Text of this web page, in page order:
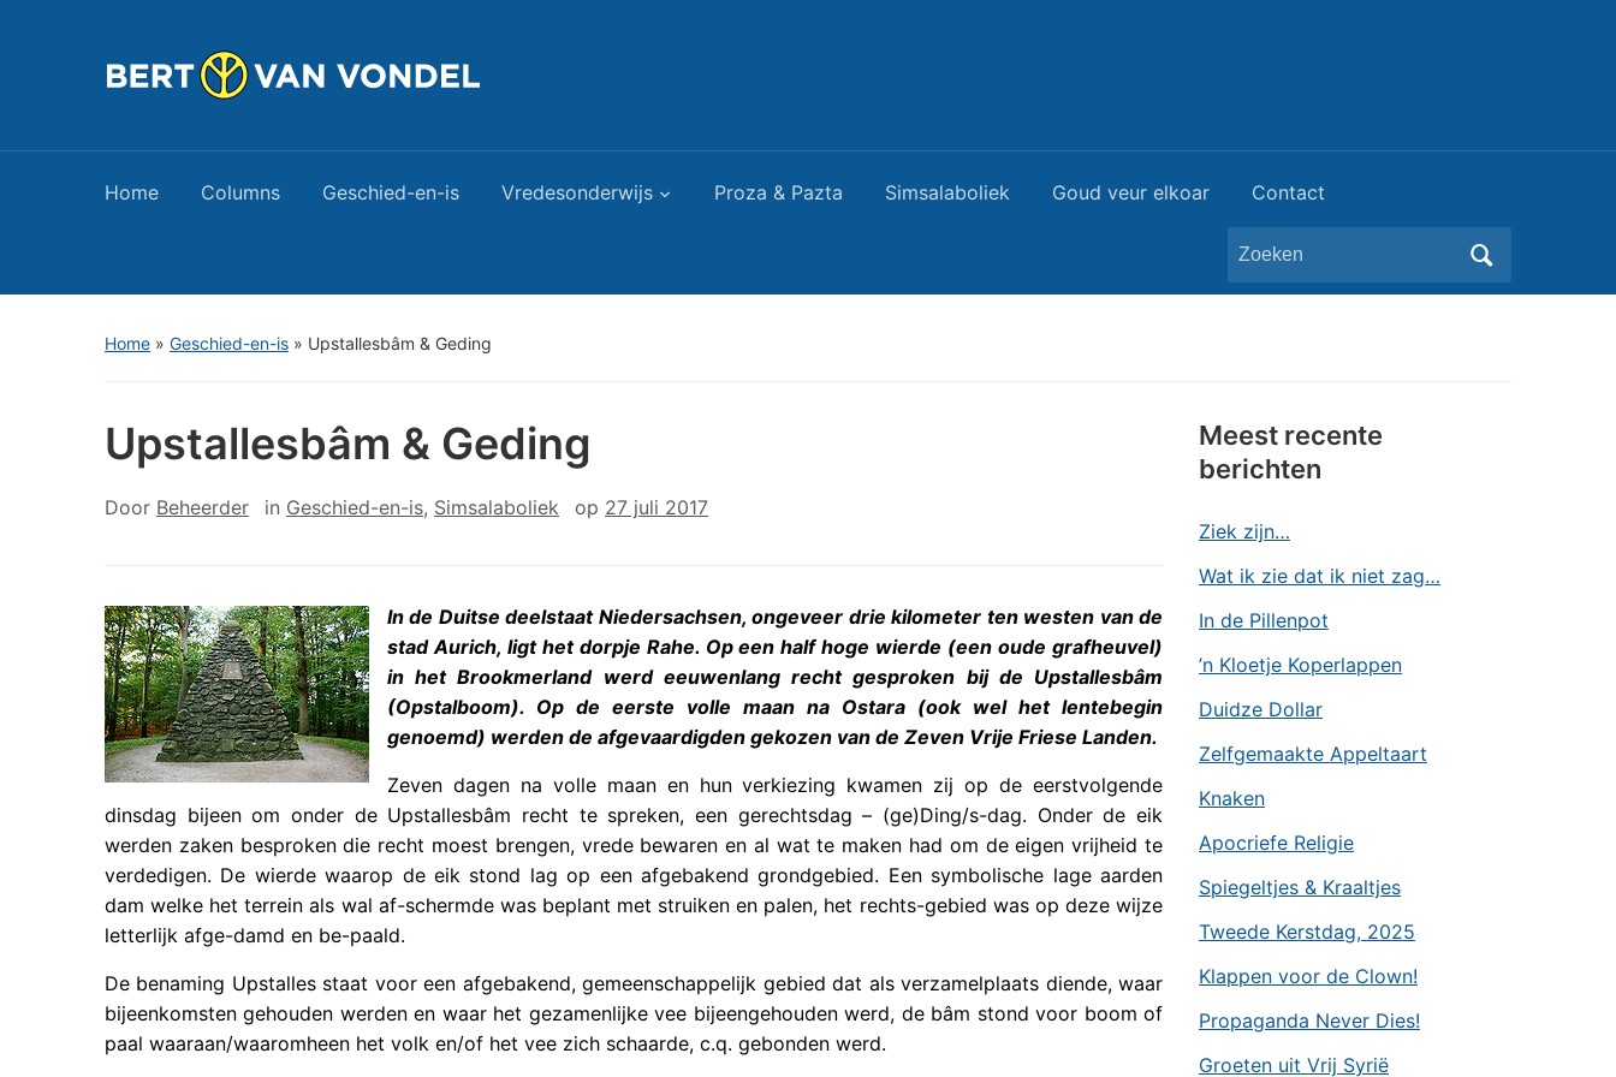
Home Columns Geschied-en-is Vredesonderwijs Proza & Pazta Simsalaboliek Goud veur elkoar Contact
Zoeken
naar:
Home » Geschied-en-is » Upstallesbâm & Geding
Upstallesbâm & Geding
Door Beheerder in Geschied-en-is, Simsalaboliek op 27 juli 2017
In de Duitse deelstaat Niedersachsen, ongeveer drie kilometer ten westen van de
stad Aurich, ligt het dorpje Rahe. Op een half hoge wierde (een oude grafheuvel)
in het Brookmerland werd eeuwenlang recht gesproken bij de Upstallesbâm
(Opstalboom). Op de eerste volle maan na Ostara (ook wel het lentebegin
genoemd) werden de afgevaardigden gekozen van de Zeven Vrije Friese Landen.
Zeven dagen na volle maan en hun verkiezing kwamen zij op de eerstvolgende
dinsdag bijeen om onder de Upstallesbâm recht te spreken, een gerechtsdag – (ge)Ding/s-dag. Onder de eik
werden zaken besproken die recht moest brengen, vrede bewaren en al wat te maken had om de eigen vrijheid te
verdedigen. De wierde waarop de eik stond lag op een afgebakend grondgebied. Een symbolische lage aarden
dam welke het terrein als wal af-schermde was beplant met struiken en palen, het rechts-gebied was op deze wijze
letterlijk afge-damd en be-paald.
De benaming Upstalles staat voor een afgebakend, gemeenschappelijk gebied dat als verzamelplaats diende, waar
bijeenkomsten gehouden werden en waar het gezamenlijke vee bijeengehouden werd, de bâm stond voor boom of
paal waaraan/waaromheen het volk en/of het vee zich schaarde, c.q. gebonden werd.
Meest recente
berichten
Ziek zijn…
Wat ik zie dat ik niet zag…
In de Pillenpot
’n Kloetje Koperlappen
Duidze Dollar
Zelfgemaakte Appeltaart
Knaken
Apocriefe Religie
Spiegeltjes & Kraaltjes
Tweede Kerstdag, 2025
Klappen voor de Clown!
Propaganda Never Dies!
Groeten uit Vrij Syrië